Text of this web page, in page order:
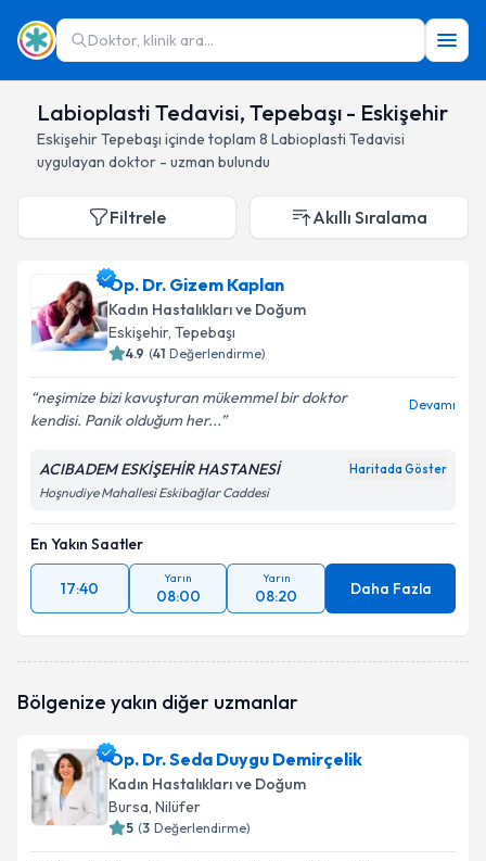
Doktor, klinik ara...
Labioplasti Tedavisi, Tepebaşı - Eskişehir
EskişehirTepebaşı içinde toplam 8 Labioplasti Tedavisi
uygulayan doktor - uzman bulundu
Filtrele Akıllı Sıralama
Op. Dr. Gizem Kaplan
Kadın Hastalıkları ve Doğum
Eskişehir, Tepebaşı
4.9 (41 Değerlendirme)
neşimize bizi kavuşturan mükemmel bir doktor
kendisi. Panik olduğum her...
Devamı
ACIBADEM ESKİŞEHİR HASTANESİ Haritada Göster
Hoşnudiye Mahallesi Eskibağlar Caddesi
En Yakın Saatler
17:40
Yarın
08:00
Yarın
08:20 Daha Fazla
Bölgenize yakın diğer uzmanlar
Op. Dr. Seda Duygu Demirçelik
Kadın Hastalıkları ve Doğum
Bursa, Nilüfer
5 (3 Değerlendirme)